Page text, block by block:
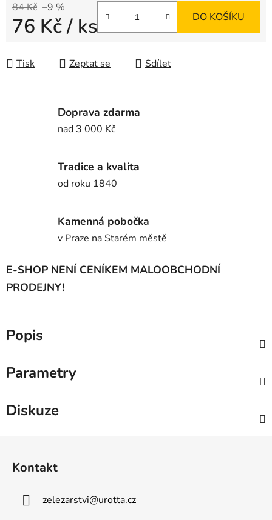
84 Kč –9 %
76 Kč/ ks DO KOŠÍKU
Tisk Zeptat se Sdílet
Doprava zdarma
nad 3 000 Kč
Tradice a kvalita
od roku 1840
Kamenná pobočka
v Praze na Starém městě
E-SHOP NENÍ CENÍKEM MALOOBCHODNÍ
PRODEJNY!
Popis
Parametry
Diskuze
Kontakt
zelezarstvi@urotta.cz